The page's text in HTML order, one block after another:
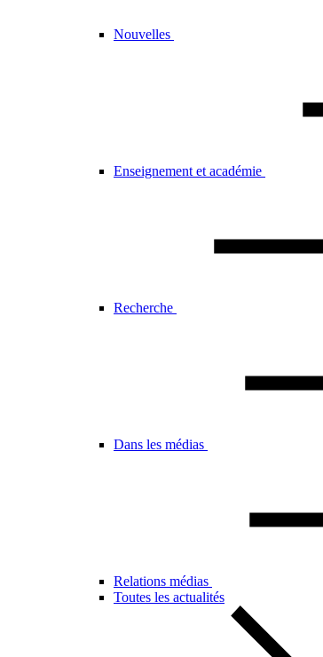
Nouvelles
Enseignement et académie
Recherche
Dans les médias
Relations médias
Toutes les actualités